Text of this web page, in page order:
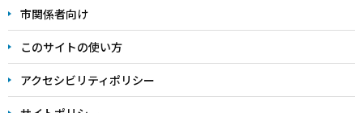
こ
ま
市関係者向け
このサイトの使い方
アクセシビリティポリシー